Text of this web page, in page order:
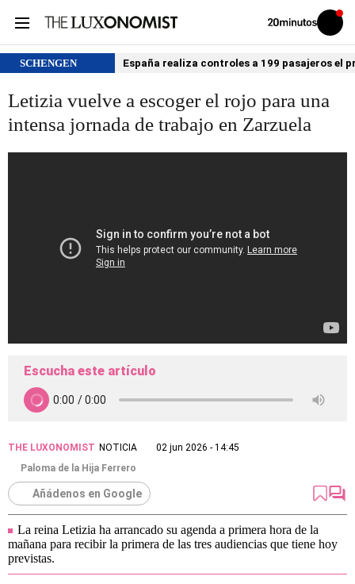
Volver
Iniciar
sesión
SCHENGEN España realiza controles a 199 pasajeros el
Letizia vuelve a escoger el rojo para una
intensa jornada de trabajo en Zarzuela
Escucha este artículo
THE LUXONOMIST NOTICIA
02 jun 2026 - 14:45
Paloma de la Hija Ferrero
Añádenos en Google
La reina Letizia ha arrancado su agenda a primera hora de la
mañana para recibir la primera de las tres audiencias que tiene hoy
previstas.